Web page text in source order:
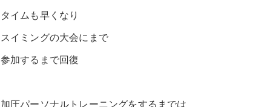
タイムも早くなり
スイミングの大会にまで
参加するまで回復
加圧パーソナルトレーニングをするまでは